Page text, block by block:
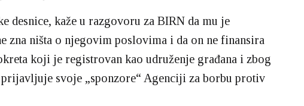
desnice, kaže u razgovoru za BIRN da mu je
zna ništa o njegovim poslovima i da on ne finansira
koji je registrovan kao udruženje građana i zbog
prijavljuje svoje „sponzore“ Agenciji za borbu protiv